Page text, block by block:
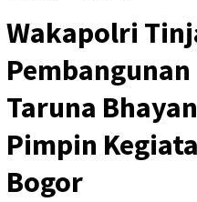
Wakapolri
Pembangunan
Taruna
Pimpin
Bogor